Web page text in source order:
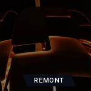
REMONT